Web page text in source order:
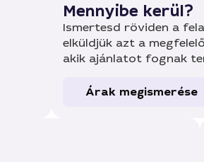
Mennyibe kerül?
Ismertesd röviden a
elküldjük azt a
akik ajánlatot fognak
Árak megismerése